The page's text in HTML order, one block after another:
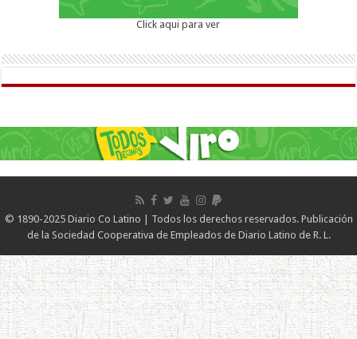
Click aqui para ver
© 1890-2025 Diario Co Latino | Todos los derechos reservados. Publicación
de la Sociedad Cooperativa de Empleados de Diario Latino de R. L.